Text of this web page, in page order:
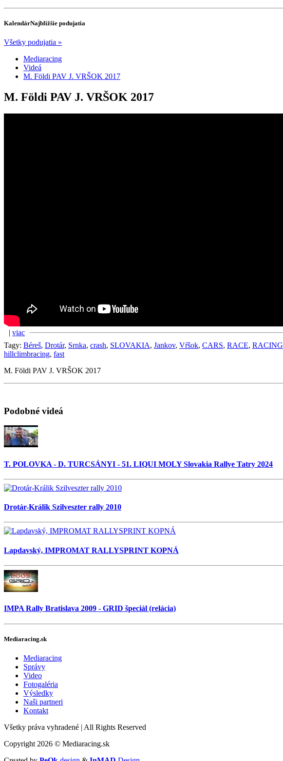
KalendárNajbližšie podujatia
Všetky podujatia »
Mediaracing
Videá
M. Földi PAV J. VRŠOK 2017
M. Földi PAV J. VRŠOK 2017
| viac
Tagy: Béreš, Drotár, Srnka, crash, SLOVAKIA, Jankov, Vŕšok, CARS, RACE, RACING
hillclimbracing, fast
M. Földi PAV J. VRŠOK 2017
Podobné videá
T. POLOVKA - D. TURCSÁNYI - 51. LIQUI MOLY Slovakia Rallye Tatry 2024
Drotár-Králik Szilveszter rally 2010
Lapdavský, IMPROMAT RALLYSPRINT KOPNÁ
IMPA Rally Bratislava 2009 - GRID špeciál (relácia)
Mediaracing.sk
Mediaracing
Správy
Video
Fotogaléria
Výsledky
Naši partneri
Kontakt
Všetky práva vyhradené | All Rights Reserved
Copyright 2026 © Mediaracing.sk